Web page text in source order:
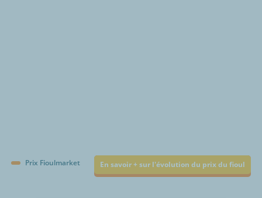
Prix Fioulmarket En savoir + sur l'évolution du prix du fioul